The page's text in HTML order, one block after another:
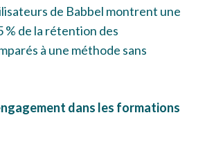
de Babbel montrent une
% de la rétention des
à une méthode sans
dans les formations